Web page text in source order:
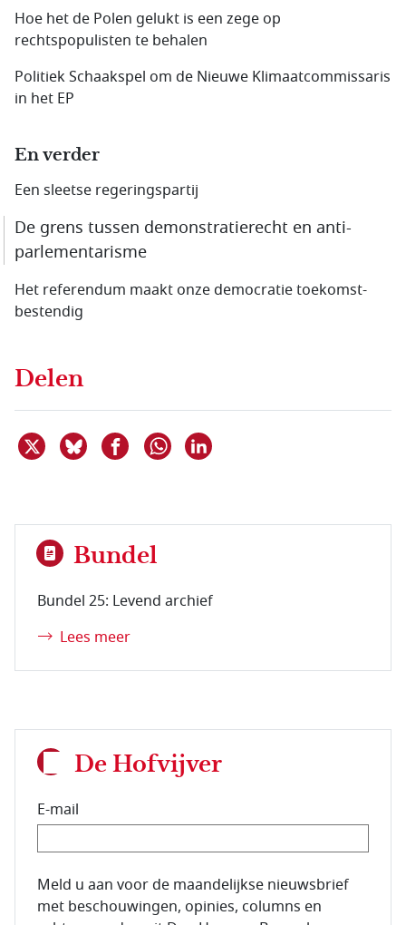
Hoe het de Polen gelukt is een zege op
rechtspopulisten te behalen
Politiek Schaakspel om de Nieuwe Klimaatcommissaris
in het EP
En verder
Een sleetse regeringspartij
De grens tussen demonstratierecht en anti­
parlementarisme
Het referendum maakt onze democratie toekomst­
bestendig
Delen
Deel dit item op X
Deel dit item op Bluesky
Deel dit item op Facebook
Delen via WhatsApp
Bundel
Bundel 25: Levend archief
Lees meer
De Hofvijver
E-mail
E-mailadres van de abonnee.
Meld u aan voor de maandelijkse nieuwsbrief
met beschouwingen, opinies, columns en